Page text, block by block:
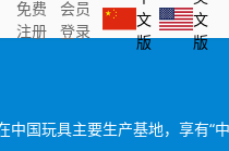
免费
注册
会员
登录
文
版
文
版